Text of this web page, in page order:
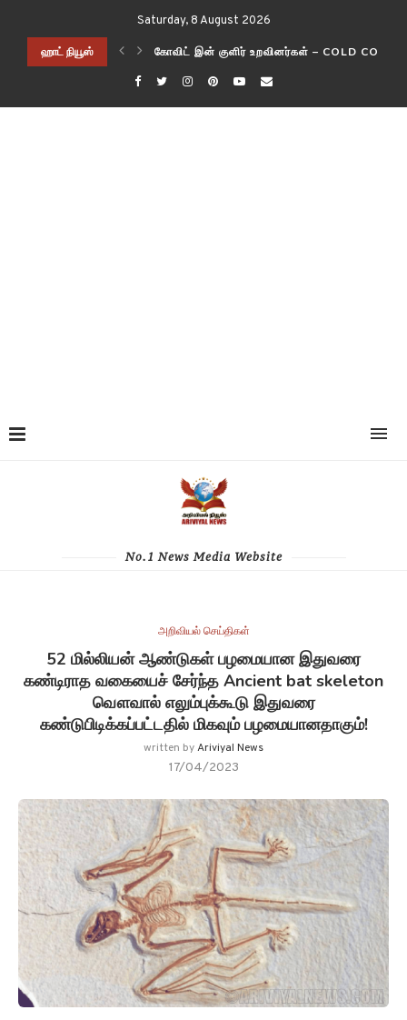
Saturday, 8 August 2026
ஹாட் நியூஸ்
மாற்றலாம் !!!
வாங்கும் இந்திய IT CEO?கோவிட் இன் குளிர் உறவினர்கள் – COLD
No.1 News Media Website
அறிவியல் செய்திகள்
52 மில்லியன் ஆண்டுகள் பழமையான இதுவரை
கண்டிராத வகையைச் சேர்ந்த Ancient bat skeleton
வௌவால் எலும்புக்கூடு இதுவரை
கண்டுபிடிக்கப்பட்டதில் மிகவும் பழமையானதாகும்!
written byAriviyal News
17/04/2023